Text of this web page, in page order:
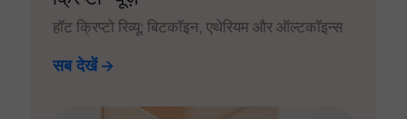
हॉट क्रिप्टो रिव्यू: बिटकॉइन, एथेरियम और ऑल्टकॉइन्स
सब देखें